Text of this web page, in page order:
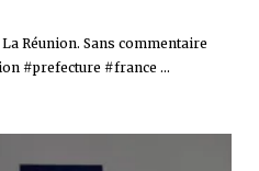
Réunion. Sans commentaire
#prefecture #france ...